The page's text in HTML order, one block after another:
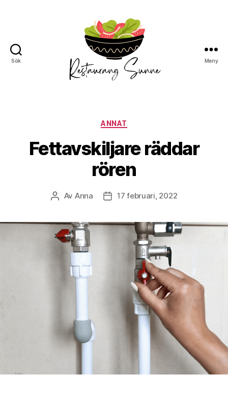
Sök Meny
Kategorier
ANNAT
Fettavskiljare räddar
rören
Inläggsförfattare
Av Anna Inläggsdatum
17 februari, 2022